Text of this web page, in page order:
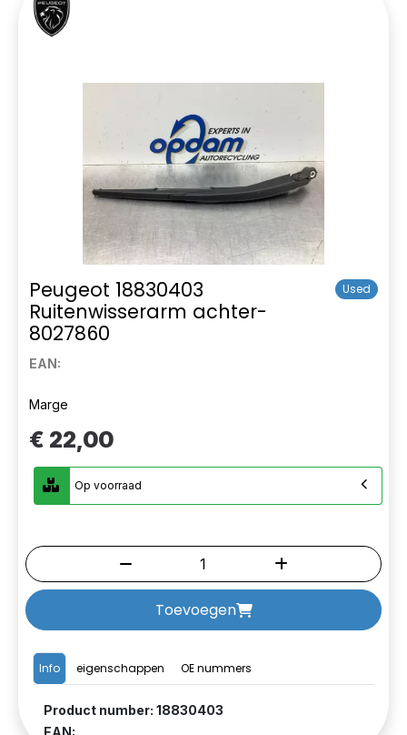
Peugeot 18830403
Ruitenwisserarm achter-
8027860
Used
EAN:
Info eigenschappen OE nummers
Product number: 18830403
Marge
€ 22,00
Op voorraad
Toevoegen